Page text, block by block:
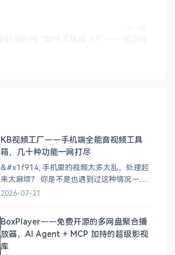
KB视频工厂——手机端全能音视频工具
箱，几十种功能一网打尽
&#x1f914; 手机里的视频太多太乱，处理起
来太麻烦？ 你是不是也遇到过这种情况——
手机里存了一堆视频，想转个格式找不到合
合并成MP4？ 想剪辑个视频，手机上装了好
几个APP，一个只负责转换、一个只负责压
缩、一个只
2026-07-21
BoxPlayer——免费开源的多网盘聚合播
放器，AI Agent + MCP 加持的超级影视
库